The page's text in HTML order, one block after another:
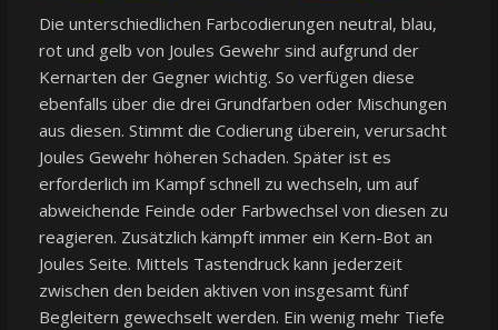
Die unterschiedlichen Farbcodierungen neutral, blau,
rot und gelb von Joules Gewehr sind aufgrund der
Kernarten der Gegner wichtig. So verfügen diese
ebenfalls über die drei Grundfarben oder Mischungen
aus diesen. Stimmt die Codierung überein, verursacht
Joules Gewehr höheren Schaden. Später ist es
erforderlich im Kampf schnell zu wechseln, um auf
abweichende Feinde oder Farbwechsel von diesen zu
reagieren. Zusätzlich kämpft immer ein Kern-Bot an
Joules Seite. Mittels Tastendruck kann jederzeit
zwischen den beiden aktiven von insgesamt fünf
Begleitern gewechselt werden. Ein wenig mehr Tiefe